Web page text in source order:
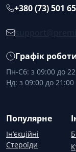
+380 (73) 501
Графік
Пн-Сб: з 09:00 до
Нд: з 09:00 до 21:00
Популярне
Ін’єкційні
Стероїди